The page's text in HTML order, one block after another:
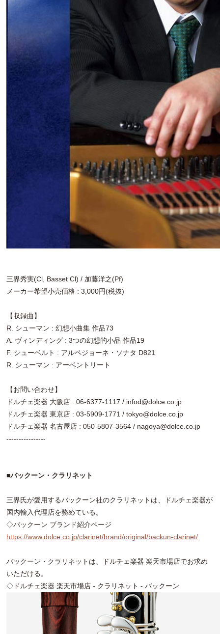
三界秀実(Cl, Basset Cl) / 加藤洋之(Pf)
メーカー希望小売価格 : 3,000円(税抜)
【収録曲】
R. シューマン : 幻想小曲集 作品73
A. ヴィンディング : 3つの幻想的小品 作品19
F. シューベルト : アルペジョーネ・ソナタ D821
R. シューマン : アーベントリート
【お問い合わせ】
ドルチェ楽器 大阪店 : 06-6377-1117 / infod@dolce.co.jp
ドルチェ楽器 東京店 : 03-5909-1771 / tokyo@dolce.co.jp
ドルチェ楽器 名古屋店 : 050-5807-3564 / nagoya@dolce.co.jp
----------------
■バックーン・クラリネット
三界氏が愛用するバックーン社のクラリネットは、ドルチェ楽器が
国内輸入代理店を務めている。
◇バックーン ブランド紹介ページ
https://www.dolce.co.jp/clarinet/brand/original/backun-clarinet/
バックーン・クラリネットは、ドルチェ楽器 楽天市場店でお求め
いただける。
◇ドルチェ楽器 楽天市場店 - クラリネット - バックーン